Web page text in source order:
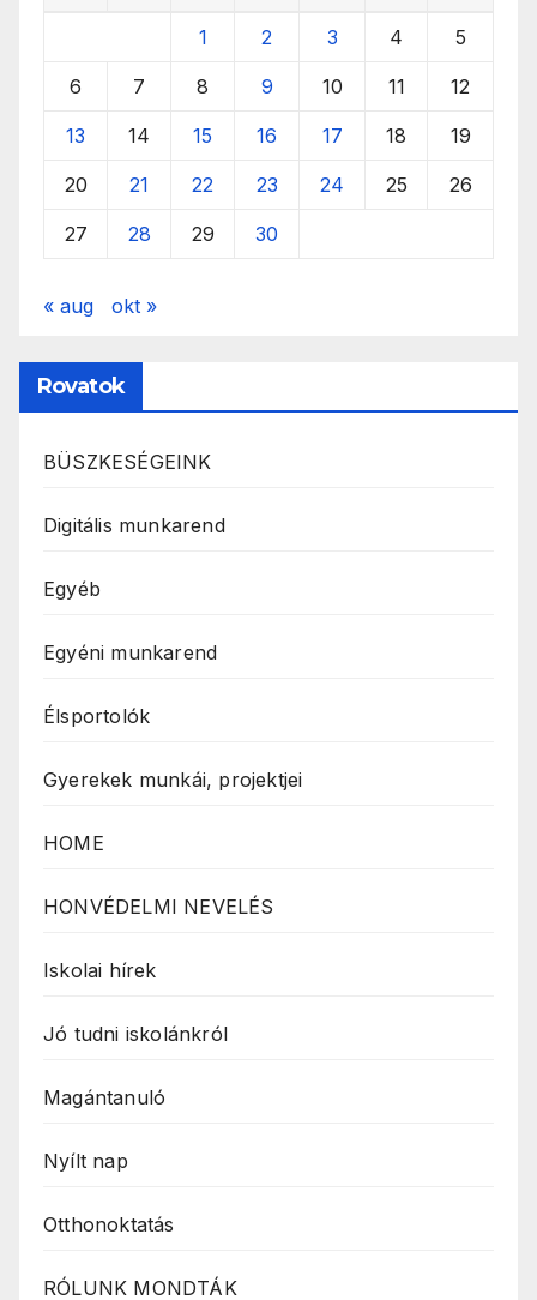
1 2 3 4 5
6 7 8 9 10 11 12
13 14 15 16 17 18 19
20 21 22 23 24 25 26
27 28 29 30
« aug okt »
Rovatok
BÜSZKESÉGEINK
Digitális munkarend
Egyéb
Egyéni munkarend
Élsportolók
Gyerekek munkái, projektjei
HOME
HONVÉDELMI NEVELÉS
Iskolai hírek
Jó tudni iskolánkról
Magántanuló
Nyílt nap
Otthonoktatás
RÓLUNK MONDTÁK